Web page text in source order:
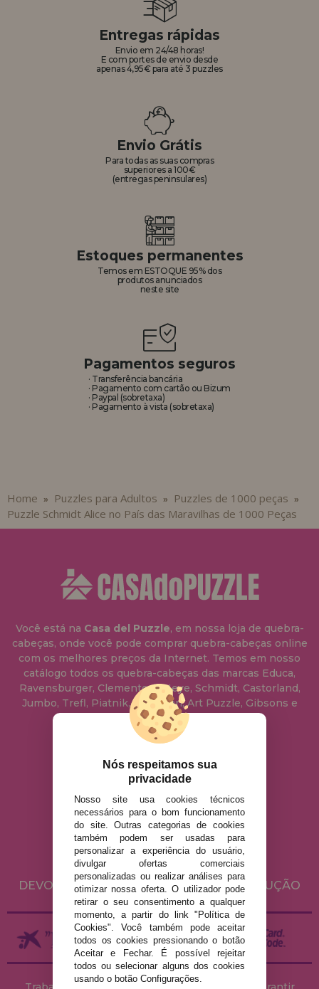
Entregas rápidas
Envio em 24/48 horas!
E com portes de envio desde
apenas 4,95€ para até 3 puzzles
Envio Grátis
Para todas as suas compras
superiores a 100€
(entregas peninsulares)
Estoques permanentes
Temos em ESTOQUE 95% dos
produtos anunciados
neste site
Pagamentos seguros
· Transferência bancária
· Pagamento com cartão ou Bizum
· Paypal (sobretaxa)
· Pagamento à vista (sobretaxa)
Home » Puzzles para Adultos » Puzzles de 1000 peças »
Puzzle Schmidt Alice no País das Maravilhas de 1000 Peças
Você está na Casa del Puzzle, em nossa loja de quebra-
cabeças, onde você pode comprar quebra-cabeças online
com os melhores preços da Internet. Temos em nosso
catálogo todos os quebra-cabeças das marcas Educa,
Ravensburger, Clementoni, Heye, Schmidt, Castorland,
Jumbo, Trefl, Piatnik, Anatolian, Art Puzzle, Gibsons e
muito mais.
info@casadopuzzle.pt
AVISO LEGAL
POLÍTICA DE PRIVACIDADE
POLÍTICA DE COOKIES
ENVIO E DEVOLUÇÕES
DEVOLUÇÕES / DIREITO DE LIVRE RESOLUÇÃO
Nós respeitamos sua
privacidade
Nosso site usa cookies técnicos
necessários para o bom funcionamento
do site. Outras categorias de cookies
também podem ser usadas para
personalizar a experiência do usuário,
divulgar ofertas comerciais
personalizadas ou realizar análises para
otimizar nossa oferta. O utilizador pode
retirar o seu consentimento a qualquer
momento, a partir do link "Política de
Cookies". Você também pode aceitar
todos os cookies pressionando o botão
Aceitar e Fechar. É possível rejeitar
todos ou selecionar alguns dos cookies
usando o botão Configurações.